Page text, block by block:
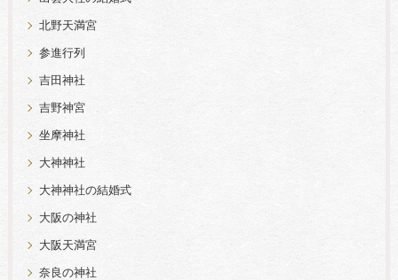
北野天満宮
参進行列
吉田神社
吉野神宮
坐摩神社
大神神社
大神神社の結婚式
大阪の神社
大阪天満宮
奈良の神社